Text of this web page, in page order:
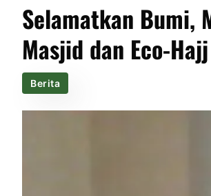
Selamatkan Bumi,
Masjid dan Eco-Hajj
Berita